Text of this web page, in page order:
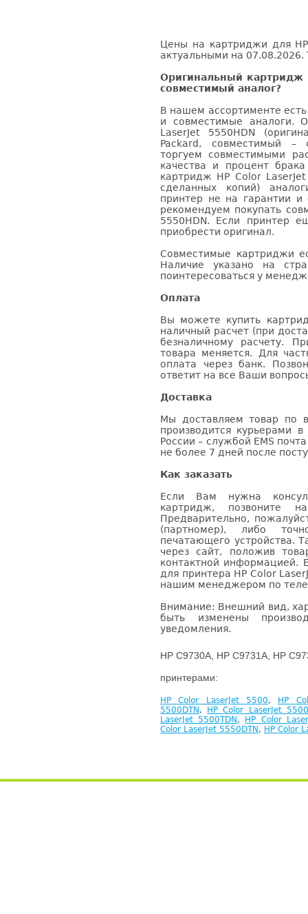
Цены на картриджи для
актуальными на 07.08.2026.
Оригинальный картридж
совместимый аналог?
В нашем ассортименте
и совместимые аналоги.
LaserJet 5550HDN
Packard, совместимый –
торгуем совместимыми
качества и процент
картридж HP Color
сделанных копий)
принтер не на гарантии
рекомендуем покупать
5550HDN. Если принтер
приобрести оригинал.
Совместимые картриджи
Наличие указано на
поинтересоваться у
Оплата
Вы можете купить
наличный расчет (при
безналичному расчету.
товара меняется. Для
оплата через банк.
ответит на все Ваши
Доставка
Мы доставляем товар по
производится курьерами
России – службой EMS
не более 7 дней после
Как заказать
Если Вам нужна
картридж, позвоните
Предварительно,
(партномер), либо
печатающего устройства.
через сайт, положив
контактной информацией.
для принтера HP Color
нашим менеджером по
Внимание: Внешний вид,
быть изменены
уведомления.
HP C9730A, HP C9731A, HP
принтерами:
HP Color LaserJet 5500,
HP
5500DTN ,
HP Color LaserJet
LaserJet 5500TDN ,
HP Color
Color LaserJet 5550DTN , HP Color